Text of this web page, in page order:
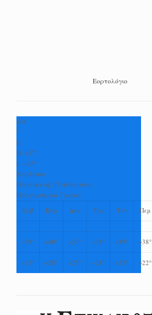
Εορτολόγιο
+34
°
C
H: +37°
L: +25°
Καρδίτσα
Παρασκευή, 07 Αύγουστος
Πρόγνωση για 7 μέρες
Σαβ
Κυρ Δευ Τρι Τετ Πεμ
+39° +40° +37° +38° +39° +38°
+25° +28° +25° +24° +23° +22°